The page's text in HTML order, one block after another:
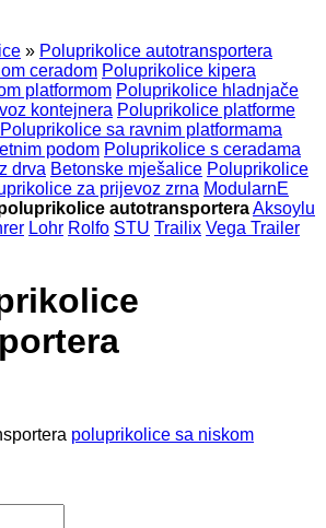
» Poluprikolice autotransportera
ceradom Poluprikolice kipera
platformom Poluprikolice hladnjače
kontejnera Poluprikolice platforme
Poluprikolice sa ravnim platformama
podom Poluprikolice s ceradama
drva Betonske mješalice Poluprikolice
za prijevoz zrna ModularnE
autotransporteraAksoylu
Lohr Rolfo STU Trailix Vega Trailer
poluprikolice sa niskom